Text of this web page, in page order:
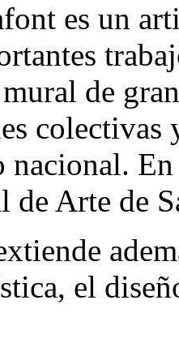
es un
de
Arte de
el